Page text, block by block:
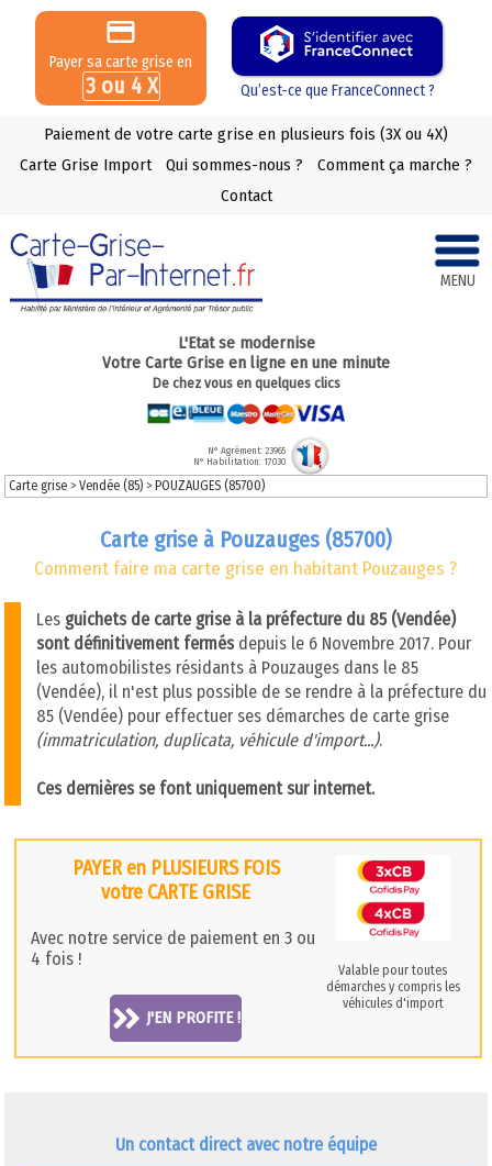
Payer sa carte grise en
3 ou 4 X Qu’est-ce que FranceConnect ?
Paiement de votre carte grise en plusieurs fois (3X ou 4X)
Carte Grise Import
Qui sommes-nous ?
Comment ça marche ?
Contact
MENU
L'Etat se modernise
Votre Carte Grise en ligne en une minute
De chez vous en quelques clics
N° Agrément: 23965
N° Habilitation: 17030
Carte grise >Vendée (85)> POUZAUGES (85700)
Carte grise à Pouzauges (85700)
Comment faire ma carte grise en habitant Pouzauges ?
Les guichets de carte grise à la préfecture du 85 (Vendée)
sont définitivement fermésdepuis le 6 Novembre 2017. Pour
les automobilistes résidants à Pouzauges dans le 85
(Vendée), il n'est plus possible de se rendre à la préfecture du
85 (Vendée) pour effectuer ses démarches de carte grise
(immatriculation, duplicata, véhicule d'import...).
Ces dernières se font uniquement sur internet.
PAYER en PLUSIEURS FOIS
votre CARTE GRISE
Avec notre service de paiement en 3 ou
4 fois !
J'EN PROFITE !
Valable pour toutes
démarches y compris les
véhicules d'import
Un contact direct avec notre équipe